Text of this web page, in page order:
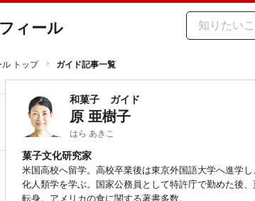
ィール
ル トップ ガイド記事一覧
和菓子 ガイド
原 亜樹子
はら あきこ
菓子文化研究家
米国高校へ留学。高校卒業後は東京外国語大学へ進学
化人類学を学ぶ。国家公務員として特許庁で勤めた後
転身。アメリカの食に関する著書多数。